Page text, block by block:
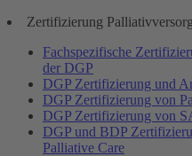
Zertifizierung
Fachspezifische
der DGP
DGP Zertifizierung und
DGP Zertifizierung von
DGP Zertifizierung von
DGP und BDP
Palliative Care